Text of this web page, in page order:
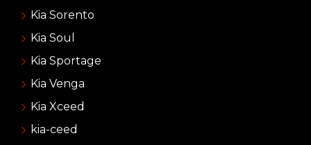
Kia Sorento
Kia Soul
Kia Sportage
Kia Venga
Kia Xceed
kia-ceed